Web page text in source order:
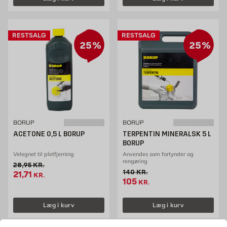
25%
RESTSALG
BORUP
ACETONE 0,5 L BORUP
Velegnet til pletfjerning
Gammel pris 28.95 kr. /stk
28,95KR.
Tilbudspris 21.71 kr. /stk
21,71 KR.
Læg i kurv
25%
RESTSALG
BORUP
TERPENTIN MINERALSK 5 L
BORUP
Anvendes som fortynder og
rengøring
Gammel pris 140 kr. /stk
140KR.
Tilbudspris 105 kr. /stk
105 KR.
Læg i kurv